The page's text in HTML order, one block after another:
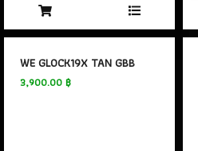
WE GLOCK19X TAN GBB
3,900.00 ฿